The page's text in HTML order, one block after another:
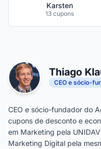
Karsten
13 cupons
Thiago
CEO e sócio-
CEO e sócio-fundador do
cupons de desconto e
em Marketing pela
Marketing Digital pela